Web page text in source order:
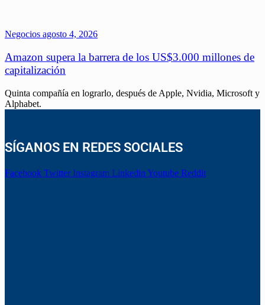
Negocios agosto 4, 2026
Amazon supera la barrera de los US$3.000 millones de
capitalización
Quinta compañía en lograrlo, después de Apple, Nvidia, Microsoft y
Alphabet.
SÍGANOS EN REDES SOCIALES
Facebook Twitter Instagram Linkedin Youtube Reddit